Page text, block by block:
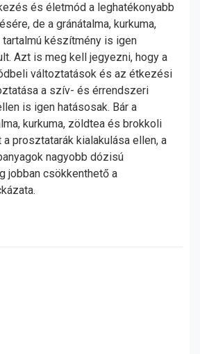
és életmód a leghatékonyabb
de a gránátalma, kurkuma,
készítmény is igen
Azt is meg kell jegyezni, hogy a
változtatások és az étkezési
a szív- és érrendszeri
is igen hatásosak. Bár a
kurkuma, zöldtea és brokkoli
prosztatarák kialakulása ellen, a
nagyobb dózisú
jobban csökkenthető a